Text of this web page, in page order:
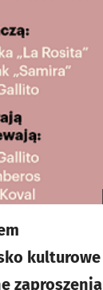
kulturowe
zaproszenia